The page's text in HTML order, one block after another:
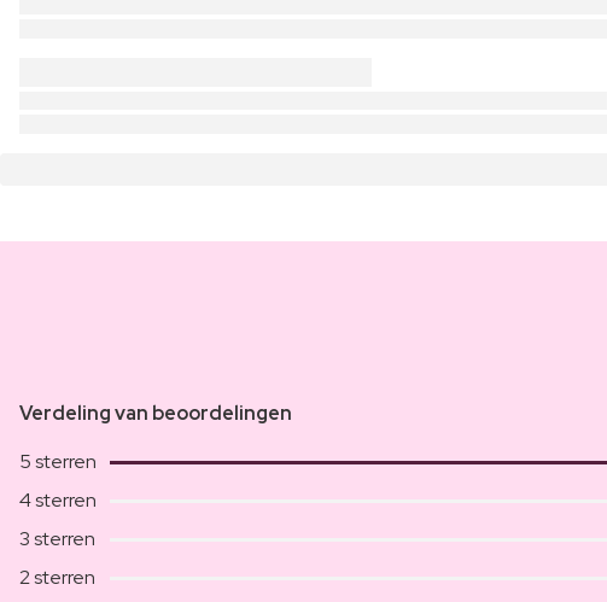
Verdeling van beoordelingen
5 sterren
4 sterren
3 sterren
2 sterren